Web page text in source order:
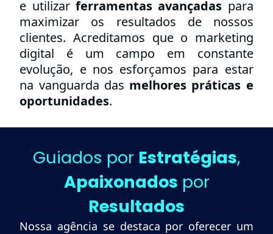
e utilizar ferramentas avançadas para
maximizar os resultados de nossos
clientes. Acreditamos que o marketing
digital é um campo em constante
evolução, e nos esforçamos para estar
na vanguarda das melhores práticas e
oportunidades.
Guiados por Estratégias,
Apaixonados por
Resultados
Nossa agência se destaca por oferecer um